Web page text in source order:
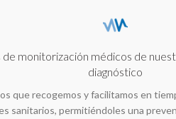
de monitorización médicos de
diagnóstico
que recogemos y facilitamos en
sanitarios, permitiéndoles una